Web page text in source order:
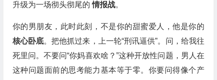
升级为一场彻头彻尾的情报战。
你的男朋友，此时此刻，不是你的甜蜜爱人，他是你的
核心卧底。把他抓过来，上一轮“刑讯逼供”。问，给我往
死里问。不要问“你妈喜欢啥？”这种开放性问题，男人在
这种问题面前的思考能力基本等于零。你要问得像个产